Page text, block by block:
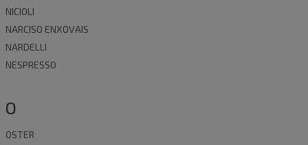
NICIOLI
NARCISO ENXOVAIS
NARDELLI
NESPRESSO
O
OSTER